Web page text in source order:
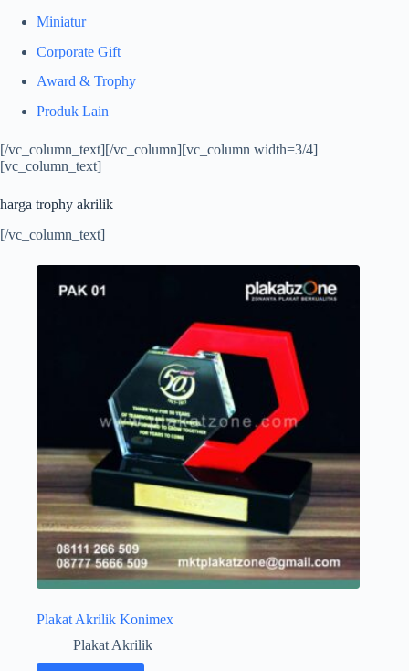
Miniatur
Corporate Gift
Award & Trophy
Produk Lain
[/vc_column_text][/vc_column][vc_column width=3/4]
[vc_column_text]
harga trophy akrilik
[/vc_column_text]
Plakat Akrilik Konimex
Plakat Akrilik